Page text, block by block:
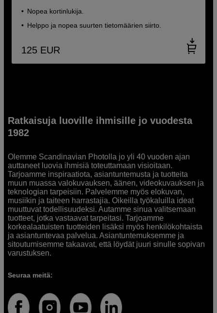
Nopea kortinlukija.
Helppo ja nopea suurten tietomäärien siirto.
125 EUR
Ratkaisuja luoville ihmisille jo vuodesta
1982
Olemme Scandinavian Photolla jo yli 40 vuoden ajan
auttaneet luovia ihmisiä toteuttamaan visioitaan.
Tarjoamme inspiraatiota, asiantuntemusta ja tuotteita
muun muassa valokuvauksen, äänen, videokuvauksen ja
teknologian tarpeisiin. Palvelemme myös elokuvan,
musiikin ja taiteen harrastajia. Oikeilla työkaluilla ideat
muuttuvat todellisuudeksi. Autamme sinua valitsemaan
tuotteet, jotka vastaavat tarpeitasi. Tarjoamme
korkealaatuisten tuotteiden lisäksi myös henkilökohtaista
ja asiantuntevaa palvelua. Asiantuntemuksemme ja
sitoutumisemme takaavat, että löydät juuri sinulle sopivan
varustuksen.
Seuraa meitä: